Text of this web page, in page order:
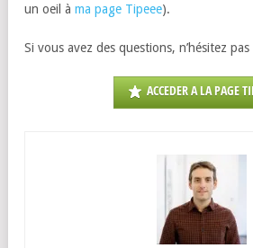
un oeil à ma page Tipeee).
Si vous avez des questions, n’hésitez pas
ACCEDER A LA PAGE